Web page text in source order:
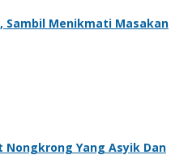
Sambil Menikmati Masakan
Yang Asyik Dan